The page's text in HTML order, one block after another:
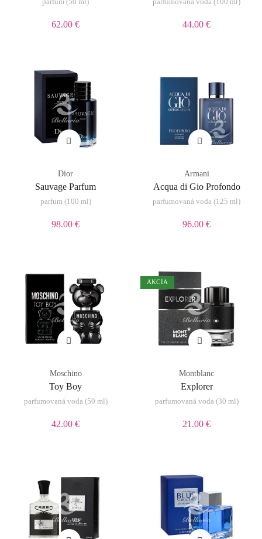
62.00 € 44.00 €
Dior
Sauvage Parfum
parfum (100 ml)
98.00 €
Armani
Acqua di Gio Profondo
parfumovaná voda (125 ml)
96.00 €
Moschino
Toy Boy
parfumovaná voda (50 ml)
42.00 €
AKCIA
Montblanc
Explorer
parfumovaná voda (30 ml)
21.00 €